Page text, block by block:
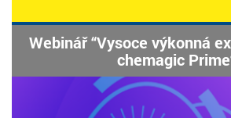
Webinář “Vysoce výkonná
chemagic